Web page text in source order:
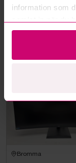
information som
Mer från
Bromma